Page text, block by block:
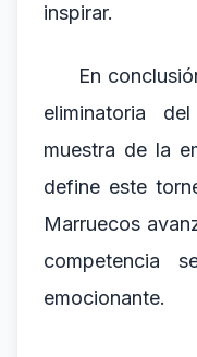
inspirar.
En
eliminatoria
muestra de la
define este
Marruecos
competencia
emocionante.